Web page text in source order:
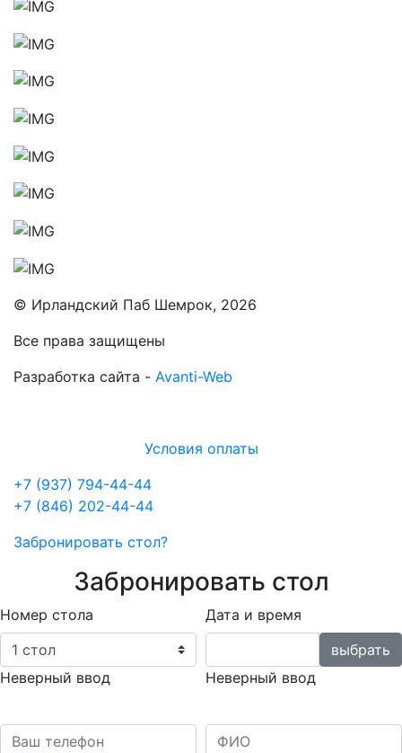
© Ирландский Паб Шемрок, 2026
Все права защищены
Разработка сайта - Avanti-Web
Условия оплаты
+7 (937) 794-44-44
+7 (846) 202-44-44
Забронировать стол?
Забронировать стол
Номер стола
Неверный ввод
Дата и время
Неверный ввод